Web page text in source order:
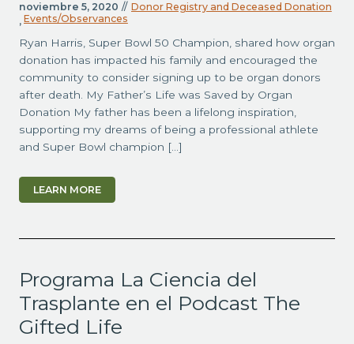
noviembre 5, 2020 // Donor Registry and Deceased Donation
, Events/Observances
Ryan Harris, Super Bowl 50 Champion, shared how organ
donation has impacted his family and encouraged the
community to consider signing up to be organ donors
after death. My Father’s Life was Saved by Organ
Donation My father has been a lifelong inspiration,
supporting my dreams of being a professional athlete
and Super Bowl champion […]
LEARN MORE
Programa La Ciencia del
Trasplante en el Podcast The
Gifted Life